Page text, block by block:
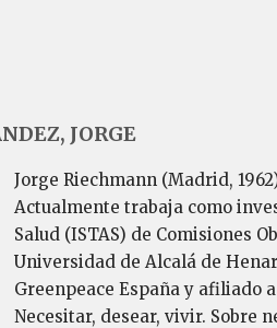
JORGE
Jorge Riechmann (Madrid,
Actualmente trabaja como
Salud (ISTAS) de Comisiones
Universidad de Alcalá de
Greenpeace España y afiliado
Necesitar, desear, vivir. Sobre